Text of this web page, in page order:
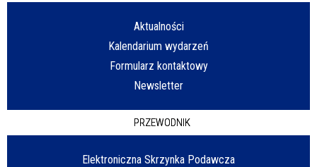
Aktualności
Kalendarium wydarzeń
Formularz kontaktowy
Newsletter
PRZEWODNIK
Elektroniczna Skrzynka Podawcza